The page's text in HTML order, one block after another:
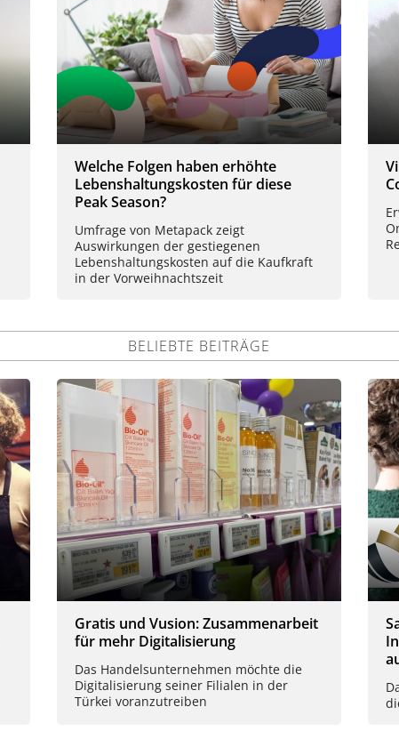
Welche Folgen haben erhöhte
Lebenshaltungskosten für diese
Peak Season?
Umfrage von Metapack zeigt
Auswirkungen der gestiegenen
Lebenshaltungskosten auf die Kaufkraft
in der Vorweihnachtszeit
BELIEBTE BEITRÄGE
Gratis und Vusion: Zusammenarbeit
für mehr Digitalisierung
Das Handelsunternehmen möchte die
Digitalisierung seiner Filialen in der
Türkei voranzutreiben